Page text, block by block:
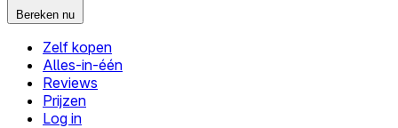
Bereken nu
Zelf kopen
Alles-in-één
Reviews
Prijzen
Log in